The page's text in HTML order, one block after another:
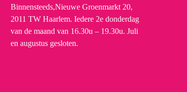
Binnensteeds,Nieuwe Groenmarkt 20,
2011 TW Haarlem. Iedere 2e donderdag
van de maand van 16.30u – 19.30u. Juli
en augustus gesloten.